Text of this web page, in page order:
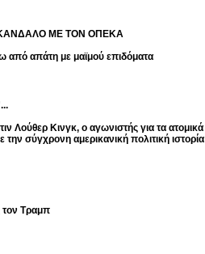
ΜΕ ΤΟΝ ΟΠΕΚΑ
από απάτη με μαϊμού επιδόματα
Λούθερ Κινγκ, ο αγωνιστής για τα ατομικά
σύγχρονη αμερικανική πολιτική ιστορία
τον Τραμπ